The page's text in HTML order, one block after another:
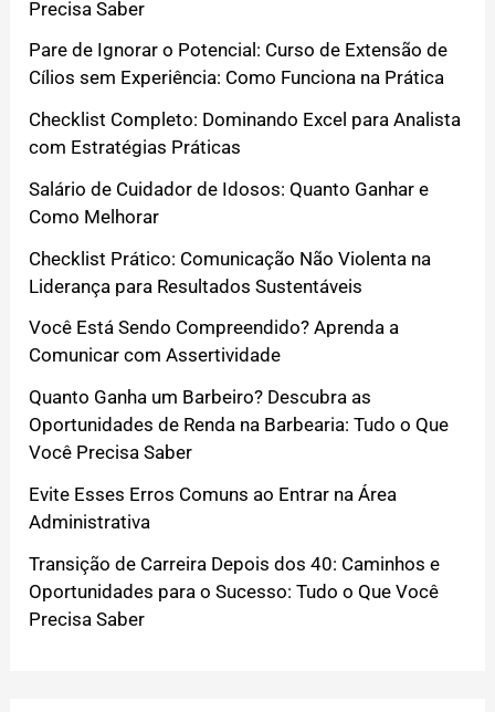
Precisa Saber
Pare de Ignorar o Potencial: Curso de Extensão de
Cílios sem Experiência: Como Funciona na Prática
Checklist Completo: Dominando Excel para Analista
com Estratégias Práticas
Salário de Cuidador de Idosos: Quanto Ganhar e
Como Melhorar
Checklist Prático: Comunicação Não Violenta na
Liderança para Resultados Sustentáveis
Você Está Sendo Compreendido? Aprenda a
Comunicar com Assertividade
Quanto Ganha um Barbeiro? Descubra as
Oportunidades de Renda na Barbearia: Tudo o Que
Você Precisa Saber
Evite Esses Erros Comuns ao Entrar na Área
Administrativa
Transição de Carreira Depois dos 40: Caminhos e
Oportunidades para o Sucesso: Tudo o Que Você
Precisa Saber